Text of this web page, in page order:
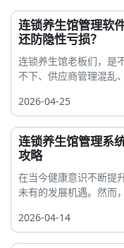
连锁养生馆管理软
还防隐性亏损？
连锁养生馆老板们，是
不下、供应商管理混乱
2026-04-25
连锁养生馆管理系
攻略
在当今健康意识不断提
未有的发展机遇。然而
2026-04-14